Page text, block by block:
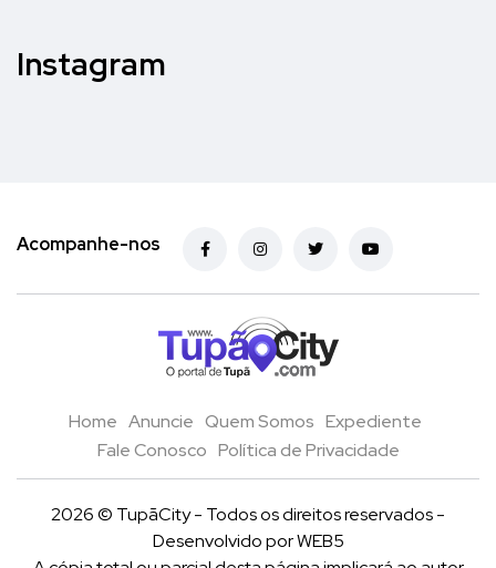
Instagram
Acompanhe-nos
Home Anuncie Quem Somos Expediente
Fale Conosco Política de Privacidade
2026 © TupãCity - Todos os direitos reservados -
Desenvolvido porWEB5